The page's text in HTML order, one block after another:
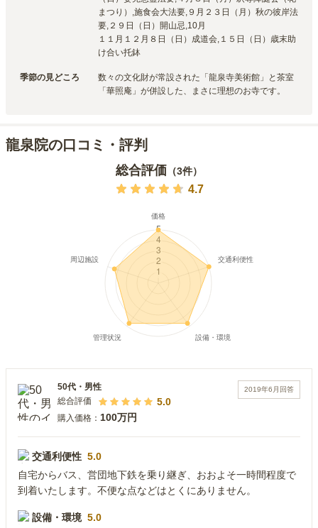
まつり）,施食会大法要,９月２３日（月）秋の彼岸法
要,２９日（日）開山忌,10月
１１月１２月８日（日）成道会,１５日（日）歳末助
け合い托鉢
季節の見どころ
数々の文化財が常設された「龍泉寺美術館」と茶室
「華照庵」が併設した、まさに理想のお寺です。
龍泉院の口コミ・評判
総合評価 （3件）
4.7
2019年6月 回答
50代 ・ 男性
総合評価
5.0
購入価格： 100万円
交通利便性 5.0
自宅からバス、営団地下鉄を乗り継ぎ、おおよそ一時間程度で
到着いたします。不便な点などはとくにありません。
設備・環境 5.0